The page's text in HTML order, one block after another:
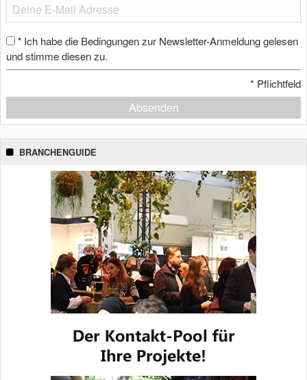
* Ich habe die Bedingungen zur Newsletter-Anmeldung gelesen
und stimme diesen zu.
* Pflichtfeld
Absenden
BRANCHENGUIDE